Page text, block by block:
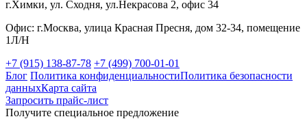
г.Химки, ул. Сходня, ул.Некрасова 2, офис 34
Офис: г.Москва, улица Красная Пресня, дом 32-34, помещение
1Л/Н
+7 (915) 138-87-78 +7 (499) 700-01-01
Блог Политика конфиденциальностиПолитика безопасности
данныхКарта сайта
Запросить прайс-лист
Получите специальное предложение